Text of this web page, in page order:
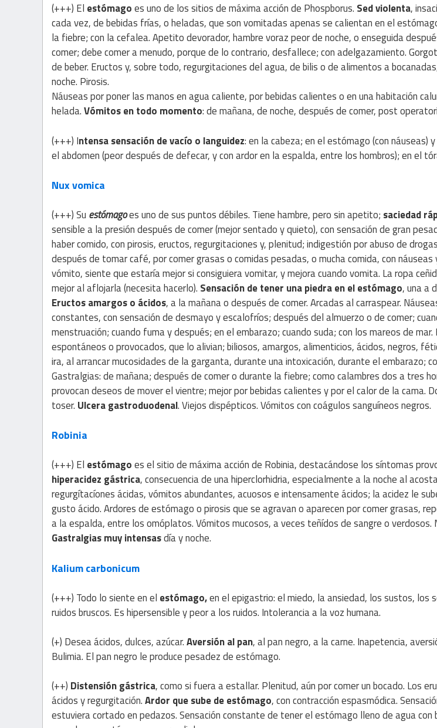
(+++) El estómagoes uno de los sitios de máxima acción de Phospborus. Sed violenta,
cada vez, de bebidas frías, o heladas, que son vomitadas apenas se calientan en el
la fiebre; con la cefalea. Apetito devorador, hambre voraz peor de noche, o enseguida
comer; debe comer a menudo, porque de lo contrario, desfallece; con adelgazamiento.
de beber. Eructos y, sobre todo, regurgitaciones del agua, de bilis o de alimentos a
noche. Pirosis.
Náuseas por poner las manos en agua caliente, por bebidas calientes o en una habitación
helada.Vómitos en todo momento: de mañana, de noche, después de comer, post
(+++) Intensa sensación de vacío o languidez: en la cabeza; en el estómago (con náuseas)
el abdomen (peor después de defecar, y con ardor en la espalda, entre los hombros); en el
Nux vomica
(+++) Su estómagoes uno de sus puntos débiles. Tiene hambre, pero sin apetito; saciedad
sensible a la presión después de comer (mejor sentado y quieto), con sensación de gran
haber comido, con pirosis, eructos, regurgitaciones y, plenitud; indigestión por abuso de
después de tomar café, por comer grasas o comidas pesadas, o mucha comida, con
vómito, siente que estaría mejor si consiguiera vomitar, y mejora cuando vomita. La ropa
mejor al aflojarla (necesita hacerlo). Sensación de tener una piedra en el estómago, una a
Eructos amargos o ácidos, a la mañana o después de comer. Arcadas al carraspear.
constantes, con sensación de desmayo y escalofríos; después del almuerzo o de comer;
menstruación; cuando fuma y después; en el embarazo; cuando suda; con los mareos de mar.
espontáneos o provocados, que lo alivian; biliosos, amargos, alimenticios, ácidos, negros,
ira, al arrancar mucosidades de la garganta, durante una intoxicación, durante el embarazo;
Gastralgias: de mañana; después de comer o durante la fiebre; como calambres dos a tres
provocan deseos de mover el vientre; mejor por bebidas calientes y por el calor de la cama.
toser. Ulcera gastroduodenal. Viejos dispépticos. Vómitos con coágulos sanguíneos negros.
Robinia
(+++) El estómagoes el sitio de máxima acción de Robinia, destacándose los síntomas
hiperacidez gástrica, consecuencia de una hiperclorhidria, especialmente a la noche al
regurgítacíones ácidas, vómitos abundantes, acuosos e intensamente ácidos; la acidez le
gusto ácido. Ardores de estómago o pirosis que se agravan o aparecen por comer grasas,
a la espalda, entre los omóplatos. Vómitos mucosos, a veces teñídos de sangre o
Gastralgias muy intensasdía y noche.
Kalium carbonicum
(+++) Todo lo siente en el estómago,en el epigastrio: el miedo, la ansiedad, los sustos, los
ruidos bruscos. Es hipersensible y peor a los ruidos. Intolerancia a la voz humana.
(+) Desea ácidos, dulces, azúcar.Aversión al pan, al pan negro, a la carne. Inapetencia,
Bulimia. El pan negro le produce pesadez de estómago.
(++) Distensión gástrica, como si fuera a estallar. Plenitud, aún por comer un bocado. Los
ácidos y regurgitación.Ardor que sube de estómago, con contracción espasmódica.
estuviera cortado en pedazos. Sensación constante de tener el estómago lleno de agua con